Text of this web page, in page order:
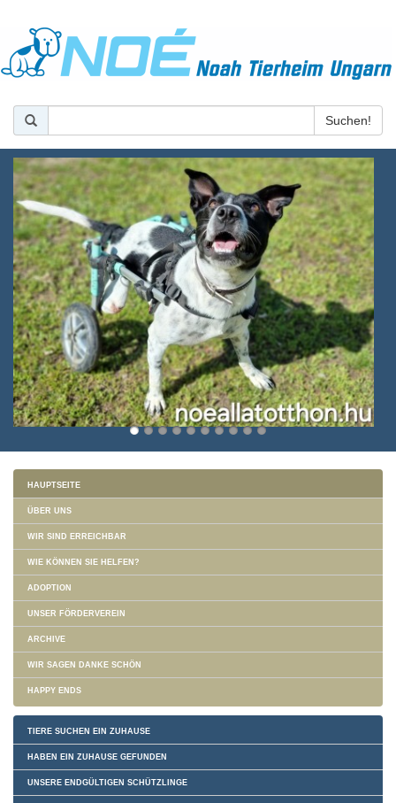
HAUPTSEITE
ÜBER UNS
WIR SIND ERREICHBAR
WIE KÖNNEN SIE HELFEN?
ADOPTION
UNSER FÖRDERVEREIN
ARCHIVE
WIR SAGEN DANKE SCHÖN
HAPPY ENDS
TIERE SUCHEN EIN ZUHAUSE
HABEN EIN ZUHAUSE GEFUNDEN
UNSERE ENDGÜLTIGEN SCHÜTZLINGE